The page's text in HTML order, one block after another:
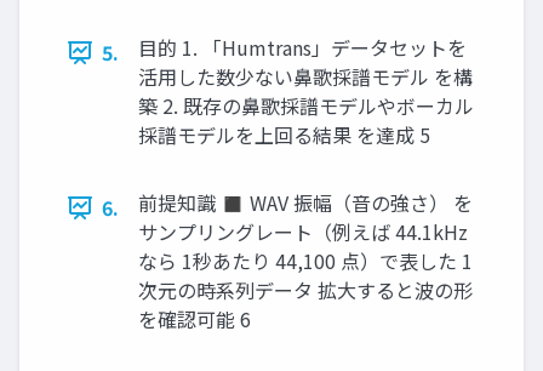
5.
目的 1. 「Humtrans」データセットを
活用した数少ない鼻歌採譜モデル を構
築 2. 既存の鼻歌採譜モデルやボーカル
採譜モデルを上回る結果 を達成 5
6.
前提知識 ◼ WAV 振幅（音の強さ） を
サンプリングレート（例えば 44.1kHz
なら 1秒あたり 44,100 点）で表した 1
次元の時系列データ 拡大すると波の形
を確認可能 6